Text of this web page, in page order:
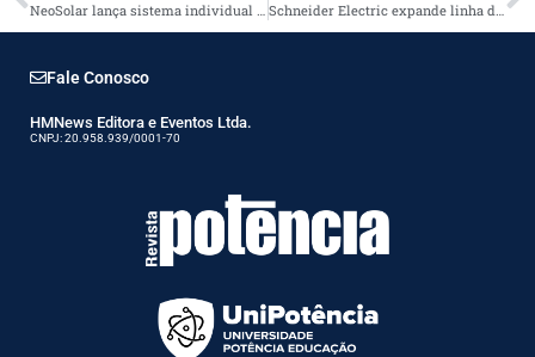
Fale Conosco
HMNews Editora e Eventos Ltda.
CNPJ: 20.958.939/0001-70